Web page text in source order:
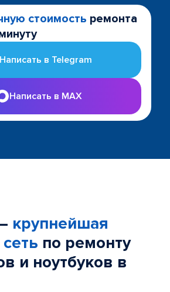
стоимость ремонта
Написать в Telegram
Написать в MAX
крупнейшая
по ремонту
и ноутбуков в